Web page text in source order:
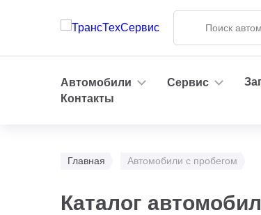
Автомобили Сервис
Контакты
Главная Автомобили с пробегом
Каталог